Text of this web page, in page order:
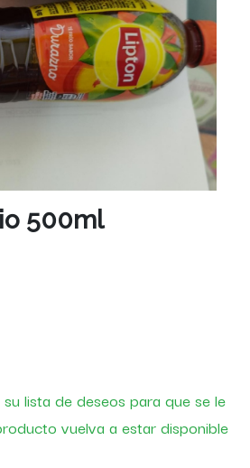
500ml
lista de deseos para que se le
vuelva a estar disponible